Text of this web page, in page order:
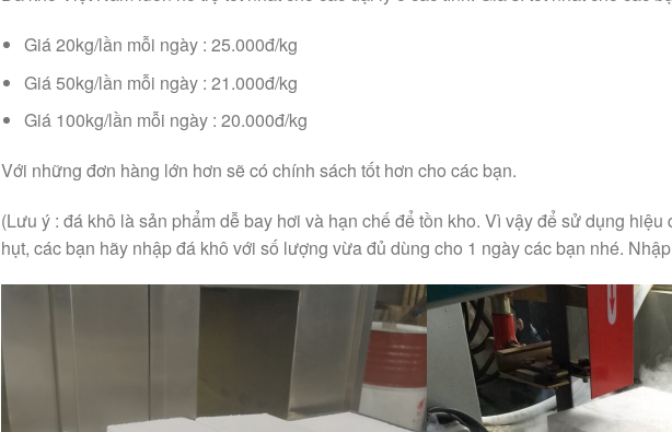
Giá 20kg/lần mỗi ngày : 25.000đ/kg
Giá 50kg/lần mỗi ngày : 21.000đ/kg
Giá 100kg/lần mỗi ngày : 20.000đ/kg
Với những đơn hàng lớn hơn sẽ có chính sách tốt hơn cho các bạn.
(Lưu ý : đá khô là sản phẩm dễ bay hơi và hạn chế để tồn kho. Vì vậy để sử dụng
hụt, các bạn hãy nhập đá khô với số lượng vừa đủ dùng cho 1 ngày các bạn nhé.